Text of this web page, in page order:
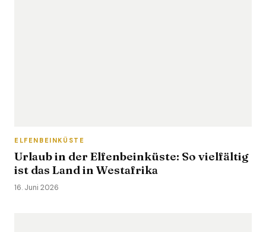
ELFENBEINKÜSTE
Urlaub in der Elfenbeinküste: So vielfältig
ist das Land in Westafrika
16. Juni 2026